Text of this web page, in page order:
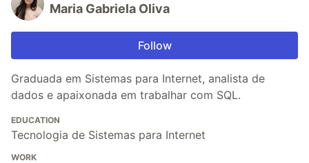
Maria Gabriela Oliva
Follow
Graduada em Sistemas para Internet, analista de
dados e apaixonada em trabalhar com SQL.
EDUCATION
Tecnologia de Sistemas para Internet
WORK